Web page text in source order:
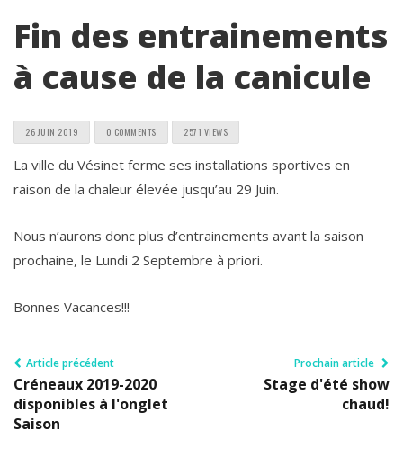
Fin des entrainements
à cause de la canicule
26 JUIN 2019 0 COMMENTS 2571 VIEWS
La ville du Vésinet ferme ses installations sportives en
raison de la chaleur élevée jusqu’au 29 Juin.
Nous n’aurons donc plus d’entrainements avant la saison
prochaine, le Lundi 2 Septembre à priori.
Bonnes Vacances!!!
Article précédent
Créneaux 2019-2020
disponibles à l'onglet
Saison
Prochain article
Stage d'été show
chaud!